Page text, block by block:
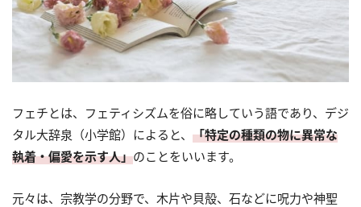
フェチとは、フェティシズムを俗に略していう語であり、デジ
タル大辞泉（小学館）によると、 「特定の種類の物に異常な
執着・偏愛を示す人」のことをいいます。
元々は、宗教学の分野で、木片や貝殻、石などに呪力や神聖